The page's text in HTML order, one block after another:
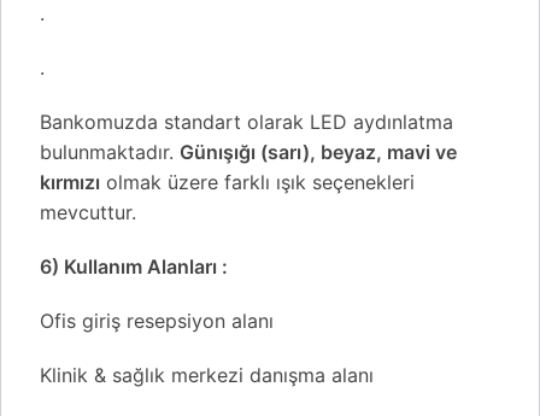
.
.
Bankomuzda standart olarak LED aydınlatma
bulunmaktadır. Günışığı (sarı), beyaz, mavi ve
kırmızı olmak üzere farklı ışık seçenekleri
mevcuttur.
6) Kullanım Alanları :
Ofis giriş resepsiyon alanı
Klinik & sağlık merkezi danışma alanı